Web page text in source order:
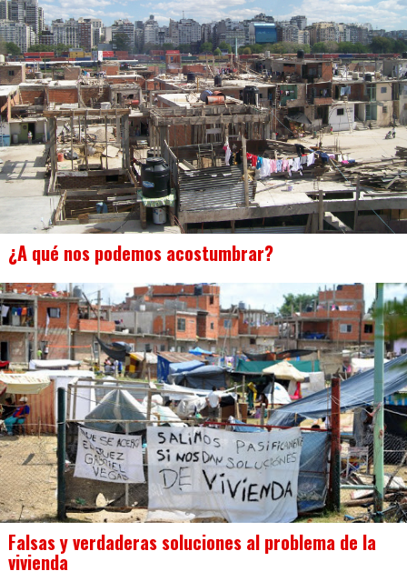
¿A qué nos podemos acostumbrar?
Falsas y verdaderas soluciones al problema de la
vivienda